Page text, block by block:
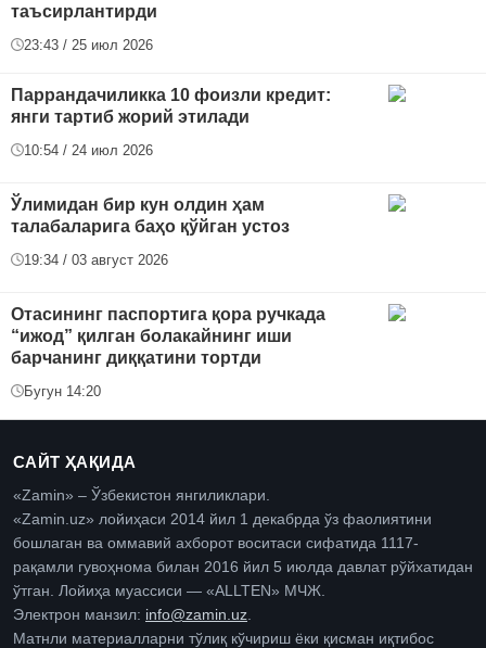
таъсирлантирди
23:43 / 25 июл 2026
Паррандачиликка 10 фоизли кредит:
янги тартиб жорий этилади
10:54 / 24 июл 2026
Ўлимидан бир кун олдин ҳам
талабаларига баҳо қўйган устоз
19:34 / 03 август 2026
Отасининг паспортига қора ручкада
“ижод” қилган болакайнинг иши
барчанинг диққатини тортди
Бугун 14:20
САЙТ ҲАҚИДА
«Zamin» – Ўзбекистон янгиликлари.
«Zamin.uz» лойиҳаси 2014 йил 1 декабрда ўз фаолиятини
бошлаган ва оммавий ахборот воситаси сифатида 1117-
рақамли гувоҳнома билан 2016 йил 5 июлда давлат рўйхатидан
ўтган. Лойиҳа муассиси — «ALLTEN» МЧЖ.
Электрон манзил: info@zamin.uz
Матнли материалларни тўлиқ кўчириш ёки қисман иқтибос